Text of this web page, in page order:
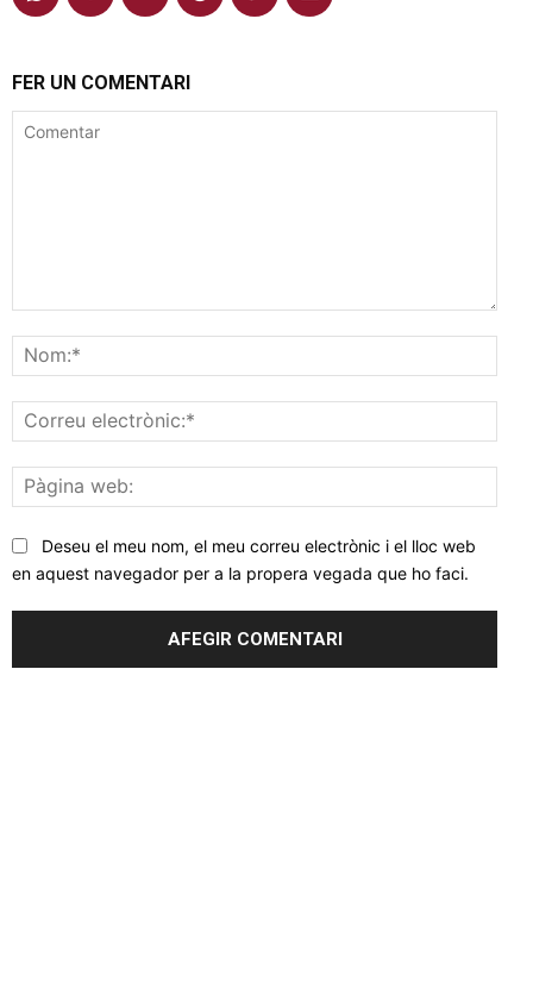
FER UN COMENTARI
web:
Deseu el meu nom, el meu correu electrònic i el lloc web
en aquest navegador per a la propera vegada que ho faci.